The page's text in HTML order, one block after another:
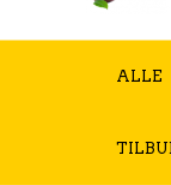
ALLE